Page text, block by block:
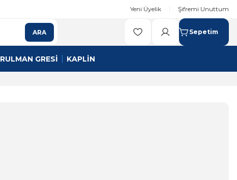
Yeni Üyelik Şifremi Unuttum
ARA Sepetim
RULMAN GRESİ KAPLİN